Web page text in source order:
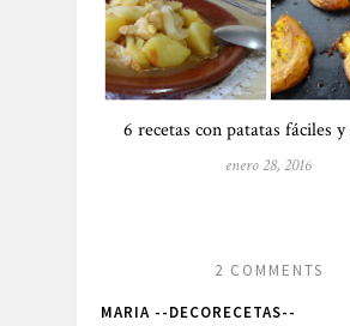
6 recetas con patatas fáciles y
enero 28, 2016
2 COMMENTS
MARIA --DECORECETAS--